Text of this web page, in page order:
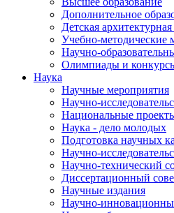
Дополнительное
Детская
Учебно-методические
Научно-
Олимпиады и
Наука
Научные мероприятия
Научно-
Национальные
Наука - дело молодых
Подготовка научных
Научно-
Научно-технический
Диссертационный
Научные издания
Научно-